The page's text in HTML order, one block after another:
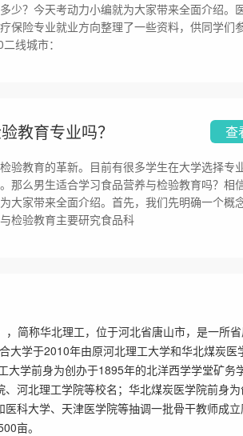
少？今天考动力小编就为大家带来全面介绍。
保险专业就业方向整理了一些资料，供同学们
线城市：
教育专业吗？ 查
验教育的革新。目前有很多学生在大学选择专
那么男生适合学习食品营养与检验教育吗？相
大家带来全面介绍。首先，我们先明确一个概念
检验教育主要研究食品科
简称华北理工，位于河北省唐山市，是一所
大学于2010年由原河北理工大学和华北煤炭医
大学前身为创办于1895年的北洋西学学堂矿务
河北理工学院等校名；华北煤炭医学院前身
科大学、天津医学院等抽调一批骨干教师成
亩。